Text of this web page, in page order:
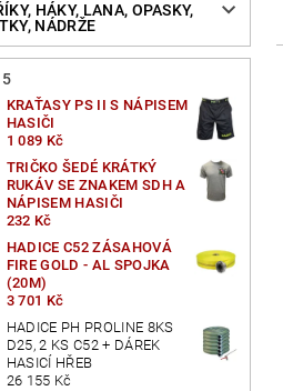
HÁKY, LANA, OPASKY,
NÁDRŽE
KRAŤASY PS II S NÁPISEM
HASIČI
1 089 Kč
TRIČKO ŠEDÉ KRÁTKÝ
RUKÁV SE ZNAKEM SDH A
NÁPISEM HASIČI
232 Kč
HADICE C52 ZÁSAHOVÁ
FIRE GOLD - AL SPOJKA
(20M)
3 701 Kč
HADICE PH PROLINE 8KS
D25, 2 KS C52 + DÁREK
HASICÍ HŘEB
26 155 Kč